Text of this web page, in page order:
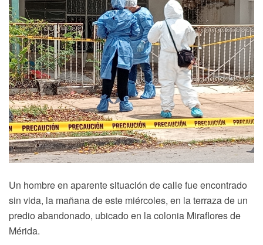
Un hombre en aparente situación de calle fue encontrado
sin vida, la mañana de este miércoles, en la terraza de un
predio abandonado, ubicado en la colonia Miraflores de
Mérida.